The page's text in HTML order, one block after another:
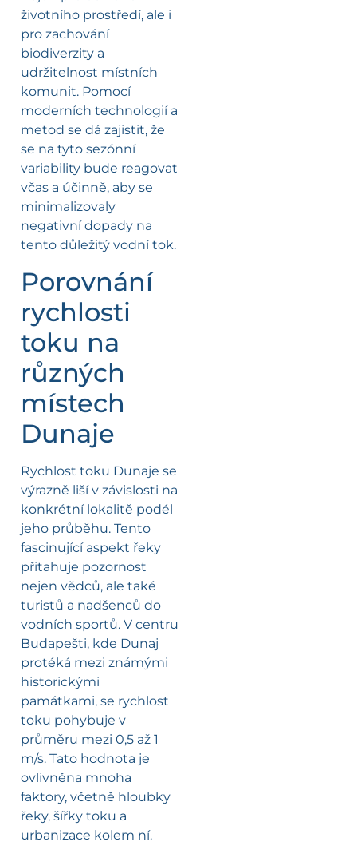
životního prostředí, ale i
pro zachování
biodiverzity a
udržitelnost místních
komunit. Pomocí
moderních technologií a
metod se dá zajistit, že
se na tyto sezónní
variability bude reagovat
včas a účinně, aby se
minimalizovaly
negativní dopady na
tento důležitý vodní tok.
Porovnání
rychlosti
toku na
různých
místech
Dunaje
Rychlost toku Dunaje se
výrazně liší v závislosti na
konkrétní lokalitě podél
jeho průběhu. Tento
fascinující aspekt řeky
přitahuje pozornost
nejen vědců, ale také
turistů a nadšenců do
vodních sportů. V centru
Budapešti, kde Dunaj
protéká mezi známými
historickými
památkami, se rychlost
toku pohybuje v
průměru mezi 0,5 až 1
m/s. Tato hodnota je
ovlivněna mnoha
faktory, včetně hloubky
řeky, šířky toku a
urbanizace kolem ní.